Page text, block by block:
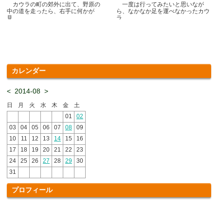
カウラの町の郊外に出て、野原の
中の道を走ったら、右手に何かが
見.....
一度は行ってみたいと思いなが
ら、なかなか足を運べなかったカウ
ラ.....
カレンダー
< 2014-08 >
日 月 火 水 木 金
土
01
02
03
04 05 06 07 08
09
10
11 12 13 14 15
16
17
18 19 20 21 22
23
24
25 26 27 28 29
30
31
プロフィール